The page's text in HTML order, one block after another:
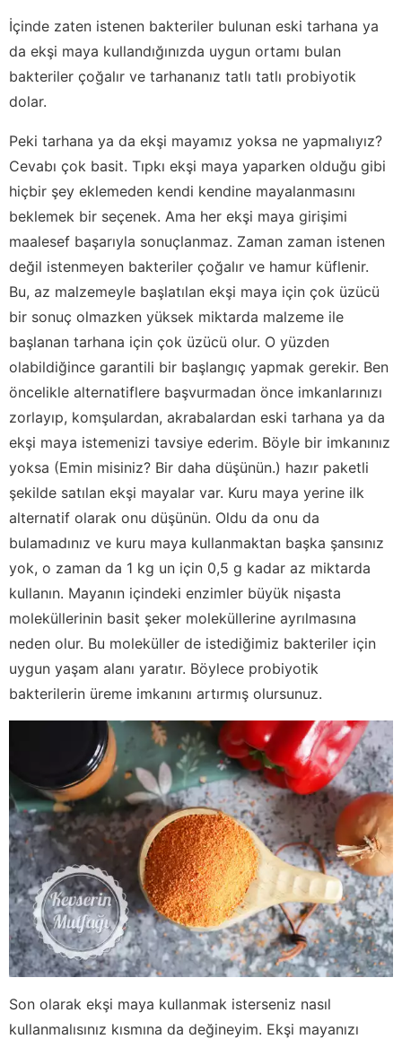
İçinde zaten istenen bakteriler bulunan eski tarhana ya
da ekşi maya kullandığınızda uygun ortamı bulan
bakteriler çoğalır ve tarhananız tatlı tatlı probiyotik
dolar.
Peki tarhana ya da ekşi mayamız yoksa ne yapmalıyız?
Cevabı çok basit. Tıpkı ekşi maya yaparken olduğu gibi
hiçbir şey eklemeden kendi kendine mayalanmasını
beklemek bir seçenek. Ama her ekşi maya girişimi
maalesef başarıyla sonuçlanmaz. Zaman zaman istenen
değil istenmeyen bakteriler çoğalır ve hamur küflenir.
Bu, az malzemeyle başlatılan ekşi maya için çok üzücü
bir sonuç olmazken yüksek miktarda malzeme ile
başlanan tarhana için çok üzücü olur. O yüzden
olabildiğince garantili bir başlangıç yapmak gerekir. Ben
öncelikle alternatiflere başvurmadan önce imkanlarınızı
zorlayıp, komşulardan, akrabalardan eski tarhana ya da
ekşi maya istemenizi tavsiye ederim. Böyle bir imkanınız
yoksa (Emin misiniz? Bir daha düşünün.) hazır paketli
şekilde satılan ekşi mayalar var. Kuru maya yerine ilk
alternatif olarak onu düşünün. Oldu da onu da
bulamadınız ve kuru maya kullanmaktan başka şansınız
yok, o zaman da 1 kg un için 0,5 g kadar az miktarda
kullanın. Mayanın içindeki enzimler büyük nişasta
moleküllerinin basit şeker moleküllerine ayrılmasına
neden olur. Bu moleküller de istediğimiz bakteriler için
uygun yaşam alanı yaratır. Böylece probiyotik
bakterilerin üreme imkanını artırmış olursunuz.
Son olarak ekşi maya kullanmak isterseniz nasıl
kullanmalısınız kısmına da değineyim. Ekşi mayanızı